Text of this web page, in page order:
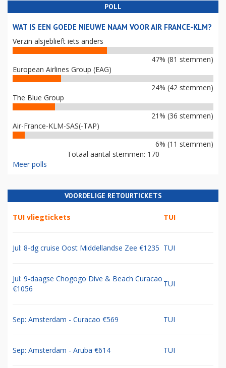
POLL
WAT IS EEN GOEDE NIEUWE NAAM VOOR AIR FRANCE-KLM?
Verzin alsjeblieft iets anders
47% (81 stemmen)
European Airlines Group (EAG)
24% (42 stemmen)
The Blue Group
21% (36 stemmen)
Air-France-KLM-SAS(-TAP)
6% (11 stemmen)
Totaal aantal stemmen: 170
Meer polls
VOORDELIGE RETOURTICKETS
TUI vliegtickets TUI
Jul: 8-dg cruise Oost Middellandse Zee €1235 TUI
Jul: 9-daagse Chogogo Dive & Beach Curacao
€1056
TUI
Sep: Amsterdam - Curacao €569 TUI
Sep: Amsterdam - Aruba €614 TUI